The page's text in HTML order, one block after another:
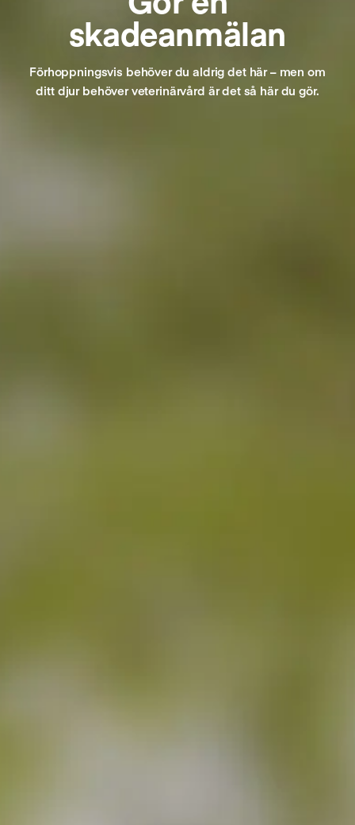
skadeanmälan
Förhoppningsvis behöver du aldrig det här – men om
ditt djur behöver veterinärvård är det så här du gör.